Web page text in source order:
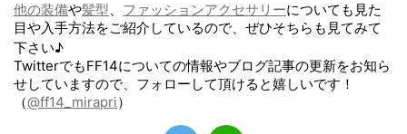
他の装備や髪型、 ファッションアクセサリーについても見た
目や入手方法をご紹介しているので、ぜひそちらも見てみて
下さい♪
TwitterでもFF14についての情報やブログ記事の更新をお知ら
せしていますので、フォローして頂けると嬉しいです！
（@ff14_mirapri）